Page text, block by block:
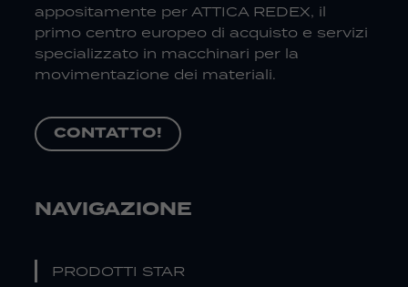
appositamente per ATTICA REDEX, il
primo centro europeo di acquisto e servizi
specializzato in macchinari per la
movimentazione dei materiali.
CONTATTO!
NAVIGAZIONE
PRODOTTI STAR